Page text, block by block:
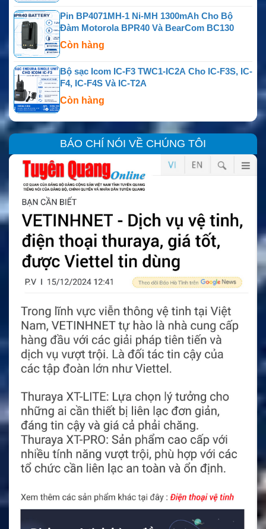
Pin BP4071MH-1 Ni-MH 1300mAh Cho Bộ
Đàm Motorola BPR40 Và BearCom BC130
Còn hàng
Bộ sạc Icom IC-F3 TWC1-IC2A Cho IC-F3S, IC-
F4, IC-F4S Và IC-T2A
Còn hàng
BÁO CHÍ NÓI VỀ CHÚNG TÔI